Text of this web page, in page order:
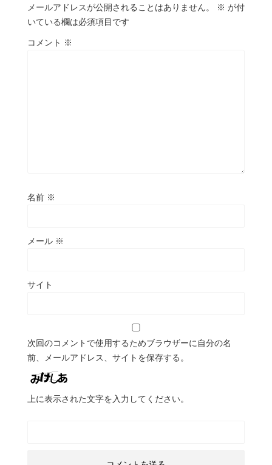
メールアドレスが公開されることはありません。 ※ が付
いている欄は必須項目です
コメント ※
名前 ※
メール ※
サイト
次回のコメントで使用するためブラウザーに自分の名
前、メールアドレス、サイトを保存する。
上に表示された文字を入力してください。